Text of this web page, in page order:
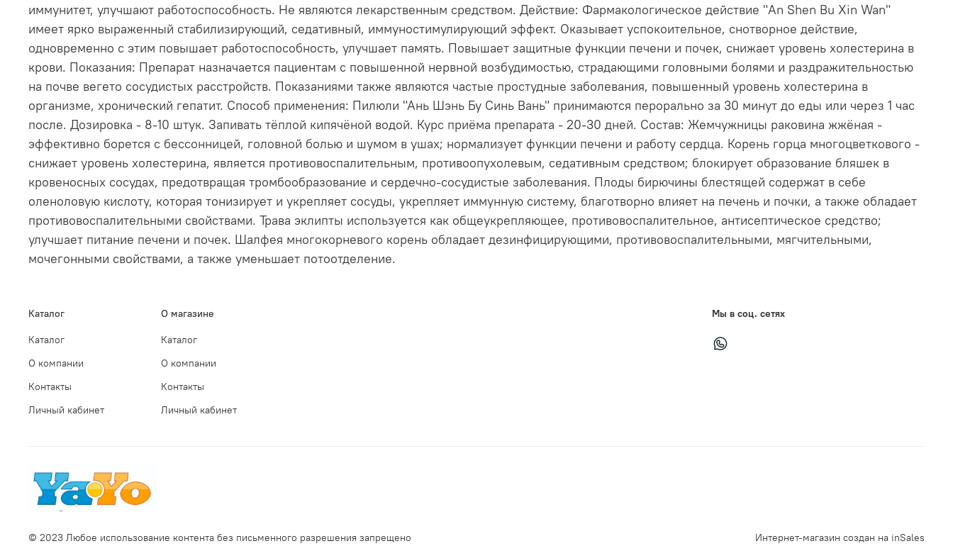
иммунитет, улучшают работоспособность. Не являются лекарственным средством. Действие: Фармакологическое действие "An Shen Bu Xin Wan"
имеет ярко выраженный стабилизирующий, седативный, иммуностимулирующий эффект. Оказывает успокоительное, снотворное действие,
одновременно с этим повышает работоспособность, улучшает память. Повышает защитные функции печени и почек, снижает уровень холестерина в
крови. Показания: Препарат назначается пациентам с повышенной нервной возбудимостью, страдающими головными болями и раздражительностью
на почве вегето сосудистых расстройств. Показаниями также являются частые простудные заболевания, повышенный уровень холестерина в
организме, хронический гепатит. Способ применения: Пилюли "Ань Шэнь Бу Синь Вань" принимаются перорально за 30 минут до еды или через 1 час
после. Дозировка - 8-10 штук. Запивать тёплой кипячёной водой. Курс приёма препарата - 20-30 дней. Состав: Жемчужницы раковина жжёная -
эффективно борется с бессонницей, головной болью и шумом в ушах; нормализует функции печени и работу сердца. Корень горца многоцветкового -
снижает уровень холестерина, является противовоспалительным, противоопухолевым, седативным средством; блокирует образование бляшек в
кровеносных сосудах, предотвращая тромбообразование и сердечно-сосудистые заболевания. Плоды бирючины блестящей содержат в себе
оленоловую кислоту, которая тонизирует и укрепляет сосуды, укрепляет иммунную систему, благотворно влияет на печень и почки, а также обладает
противовоспалительными свойствами. Трава эклипты используется как общеукрепляющее, противовоспалительное, антисептическое средство;
улучшает питание печени и почек. Шалфея многокорневого корень обладает дезинфицирующими, противовоспалительными, мягчительными,
мочегонными свойствами, а также уменьшает потоотделение.
Каталог
Каталог
О компании
Контакты
Личный кабинет
О магазине
Каталог
О компании
Контакты
Личный кабинет
Мы в соц. сетях
© 2023 Любое использование контента без письменного разрешения запрещено Интернет-магазин создан на inSales